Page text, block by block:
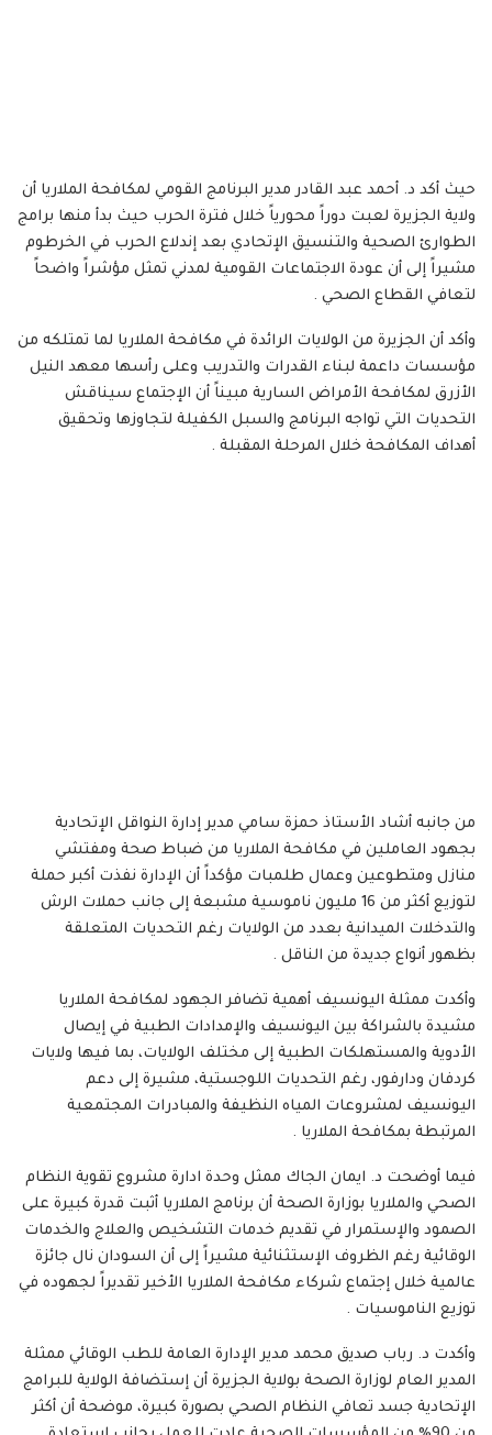
حيث أكد د. أحمد عبد القادر مدير البرنامج القومي لمكافحة الملاريا أن
ولاية الجزيرة لعبت دوراً محورياً خلال فترة الحرب حيث بدأ منها برامج
الطوارئ الصحية والتنسيق الإتحادي بعد إندلاع الحرب في الخرطوم
مشيراً إلى أن عودة الاجتماعات القومية لمدني تمثل مؤشراً واضحاً
لتعافي القطاع الصحي .
وأكد أن الجزيرة من الولايات الرائدة في مكافحة الملاريا لما تمتلكه من
مؤسسات داعمة لبناء القدرات والتدريب وعلى رأسها معهد النيل
الأزرق لمكافحة الأمراض السارية مبيناً أن الإجتماع سيناقش
التحديات التي تواجه البرنامج والسبل الكفيلة لتجاوزها وتحقيق
أهداف المكافحة خلال المرحلة المقبلة .
من جانبه أشاد الأستاذ حمزة سامي مدير إدارة النواقل الإتحادية
بجهود العاملين في مكافحة الملاريا من ضباط صحة ومفتشي
منازل ومتطوعين وعمال طلمبات مؤكداً أن الإدارة نفذت أكبر حملة
لتوزيع أكثر من 16 مليون ناموسية مشبعة إلى جانب حملات الرش
والتدخلات الميدانية بعدد من الولايات رغم التحديات المتعلقة
بظهور أنواع جديدة من الناقل .
وأكدت ممثلة اليونسيف أهمية تضافر الجهود لمكافحة الملاريا
مشيدة بالشراكة بين اليونسيف والإمدادات الطبية في إيصال
الأدوية والمستهلكات الطبية إلى مختلف الولايات، بما فيها ولايات
كردفان ودارفور، رغم التحديات اللوجستية، مشيرة إلى دعم
اليونسيف لمشروعات المياه النظيفة والمبادرات المجتمعية
المرتبطة بمكافحة الملاريا .
فيما أوضحت د. ايمان الجاك ممثل وحدة ادارة مشروع تقوية النظام
الصحي والملاريا بوزارة الصحة أن برنامج الملاريا أثبت قدرة كبيرة على
الصمود والإستمرار في تقديم خدمات التشخيص والعلاج والخدمات
الوقائية رغم الظروف الإستثنائية مشيراً إلى أن السودان نال جائزة
عالمية خلال إجتماع شركاء مكافحة الملاريا الأخير تقديراً لجهوده في
توزيع الناموسيات .
وأكدت د. رباب صديق محمد مدير الإدارة العامة للطب الوقائي ممثلة
المدير العام لوزارة الصحة بولاية الجزيرة أن إستضافة الولاية للبرامج
الإتحادية جسد تعافي النظام الصحي بصورة كبيرة، موضحة أن أكثر